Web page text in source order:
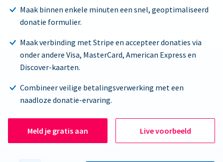
Maak binnen enkele minuten een snel, geoptimaliseerd
donatie formulier.
Maak verbinding met Stripe en accepteer donaties via
onder andere Visa, MasterCard, American Express en
Discover-kaarten.
Combineer veilige betalingsverwerking met een
naadloze donatie-ervaring.
Meld je gratis aan Live voorbeeld